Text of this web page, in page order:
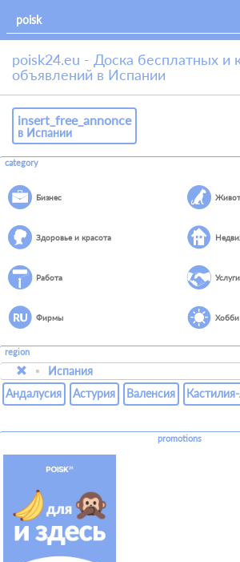
poisk24.eu - Доска бесплатных и
объявлений в Испании
insert_free_annonce
в Испании
category
Бизнес
Здоровье и красота
Работа Услуги
Фирмы
region
Испания
Андалусия
Астурия Валенсия
promotions